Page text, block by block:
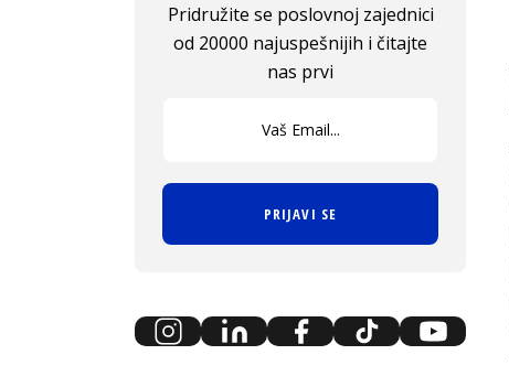
Pridružite se poslovnoj zajednici
od 20000 najuspešnijih i čitajte
nas prvi
PRIJAVI SE